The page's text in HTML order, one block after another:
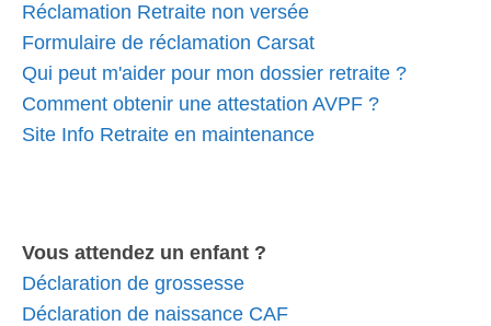
Réclamation Retraite non versée
Formulaire de réclamation Carsat
Qui peut m'aider pour mon dossier retraite ?
Comment obtenir une attestation AVPF ?
Site Info Retraite en maintenance
Vous attendez un enfant ?
Déclaration de grossesse
Déclaration de naissance CAF